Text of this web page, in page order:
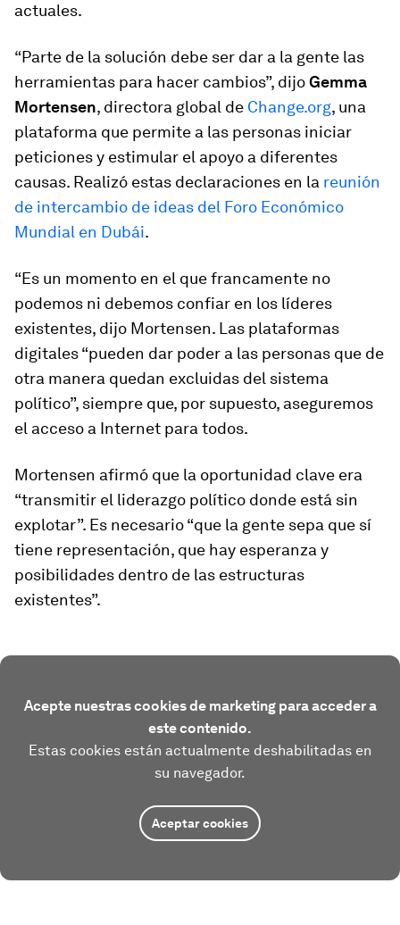
actuales.
“Parte de la solución debe ser dar a la gente las
herramientas para hacer cambios”, dijoGemma
Mortensen, directora global de Change.org, una
plataforma que permite a las personas iniciar
peticiones y estimular el apoyo a diferentes
causas. Realizó estas declaraciones en la reunión
de intercambio de ideas del Foro Económico
Mundial en Dubái.
“Es un momento en el que francamente no
podemos ni debemos confiar en los líderes
existentes, dijo Mortensen. Las plataformas
digitales “pueden dar poder a las personas que de
otra manera quedan excluidas del sistema
político”, siempre que, por supuesto, aseguremos
el acceso a Internet para todos.
Mortensen afirmó que la oportunidad clave era
“transmitir el liderazgo político donde está sin
explotar”. Es necesario “que la gente sepa que sí
tiene representación, que hay esperanza y
posibilidades dentro de las estructuras
existentes”.
Acepte nuestras cookies de marketing para acceder a
este contenido.
Estas cookies están actualmente deshabilitadas en
su navegador.
Aceptar cookies